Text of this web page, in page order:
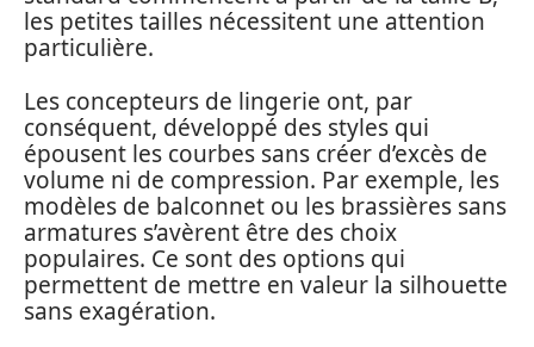
les petites tailles nécessitent une attention
particulière.
Les concepteurs de lingerie ont, par
conséquent, développé des styles qui
épousent les courbes sans créer d’excès de
volume ni de compression. Par exemple, les
modèles de balconnet ou les brassières sans
armatures s’avèrent être des choix
populaires. Ce sont des options qui
permettent de mettre en valeur la silhouette
sans exagération.